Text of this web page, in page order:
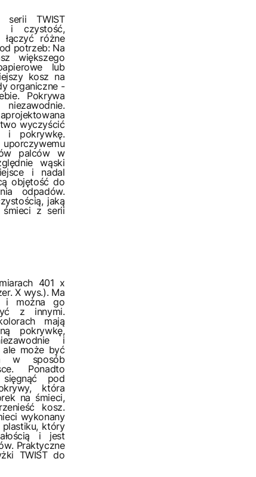
TWIST
i czystość,
łączyć różne
potrzeb: Na
większego
lub
kosz na
organiczne -
Pokrywa
wyczyścić
i pokrywkę.
palców w
wąski
i nadal
objętość do
odpadów.
jaką
śmieci z serii
401 x
X wys.). Ma
i można go
z innymi.
mają
pokrywkę,
i
ale może być
w sposób
Ponadto
pod
która
na śmieci,
kosz.
wykonany
który
i jest
Praktyczne
TWIST do